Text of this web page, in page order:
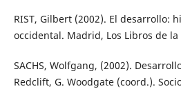
RIST, Gilbert (2002). El desarrollo:
occidental. Madrid, Los Libros de la
SACHS, Wolfgang, (2002).
Redclift, G. Woodgate (coord.).